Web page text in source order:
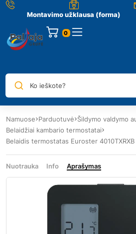
Montavimo užklausa (forma)
0
Ko ieškote?
Namuose Parduotuvė Šildymo valdymo
Belaidžiai kambario termostatai
Belaidis termostatas Euroster 4010TXRXB
Nuotrauka Info Aprašymas